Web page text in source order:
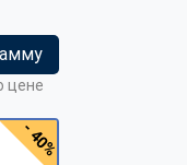
цене
- 40%